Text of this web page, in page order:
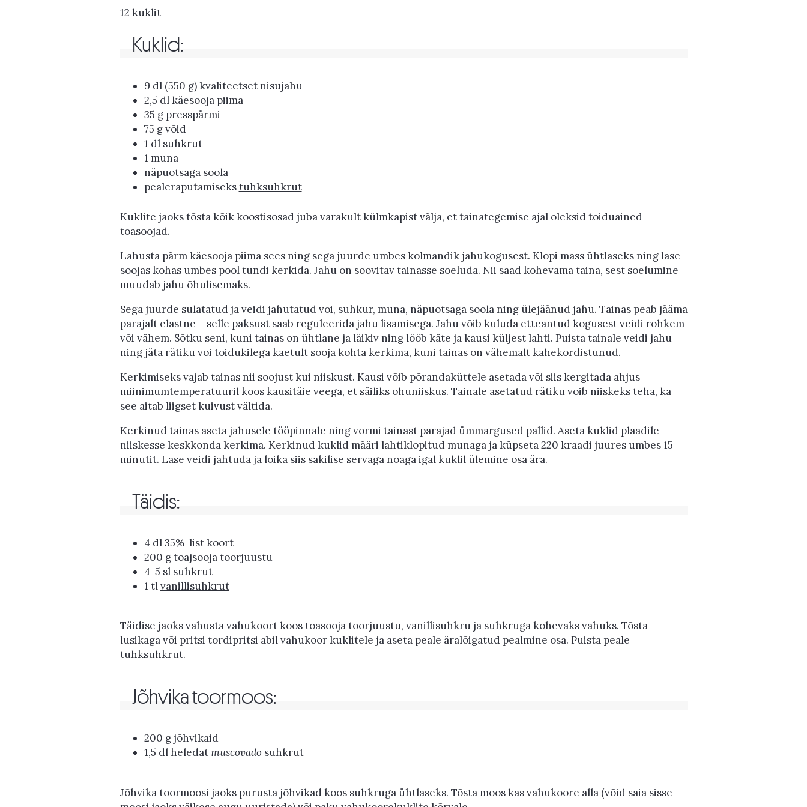
12 kuklit
Kuklid:
9 dl (550 g) kvaliteetset nisujahu
2,5 dl käesooja piima
35 g presspärmi
75 g võid
1 dl suhkrut
1 muna
näpuotsaga soola
pealeraputamisekstuhksuhkrut
Kuklite jaoks tõsta kõik koostisosad juba varakult külmkapist välja, et tainategemise ajal oleksid toiduained
toasoojad.
Lahusta pärm käesooja piima sees ning sega juurde umbes kolmandik jahukogusest. Klopi mass ühtlaseks ning lase
soojas kohas umbes pool tundi kerkida. Jahu on soovitav tainasse sõeluda. Nii saad kohevama taina, sest sõelumine
muudab jahu õhulisemaks.
Sega juurde sulatatud ja veidi jahutatud või, suhkur, muna, näpuotsaga soola ning ülejäänud jahu. Tainas peab jääma
parajalt elastne – selle paksust saab reguleerida jahu lisamisega. Jahu võib kuluda etteantud kogusest veidi rohkem
või vähem. Sõtku seni, kuni tainas on ühtlane ja läikiv ning lööb käte ja kausi küljest lahti. Puista tainale veidi jahu
ning jäta rätiku või toidukilega kaetult sooja kohta kerkima, kuni tainas on vähemalt kahekordistunud.
Kerkimiseks vajab tainas nii soojust kui niiskust. Kausi võib põrandaküttele asetada või siis kergitada ahjus
miinimumtemperatuuril koos kausitäie veega, et säiliks õhuniiskus. Tainale asetatud rätiku võib niiskeks teha, ka
see aitab liigset kuivust vältida.
Kerkinud tainas aseta jahusele tööpinnale ning vormi tainast parajad ümmargused pallid. Aseta kuklid plaadile
niiskesse keskkonda kerkima. Kerkinud kuklid määri lahtiklopitud munaga ja küpseta 220 kraadi juures umbes 15
minutit. Lase veidi jahtuda ja lõika siis sakilise servaga noaga igal kuklil ülemine osa ära.
Täidis:
4 dl 35%-list koort
200 g toajsooja toorjuustu
4-5 sl suhkrut
1 tlvanillisuhkrut
Täidise jaoks vahusta vahukoort koos toasooja toorjuustu, vanillisuhkru ja suhkruga kohevaks vahuks. Tõsta
lusikaga või pritsi tordipritsi abil vahukoor kuklitele ja aseta peale äralõigatud pealmine osa. Puista peale
tuhksuhkrut.
Jõhvika toormoos:
200 g jõhvikaid
1,5 dlheledatmuscovado suhkrut
Jõhvika toormoosi jaoks purusta jõhvikad koos suhkruga ühtlaseks. Tõsta moos kas vahukoore alla (võid saia sisse